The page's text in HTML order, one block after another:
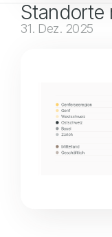
Standorte
31. Dez. 2025